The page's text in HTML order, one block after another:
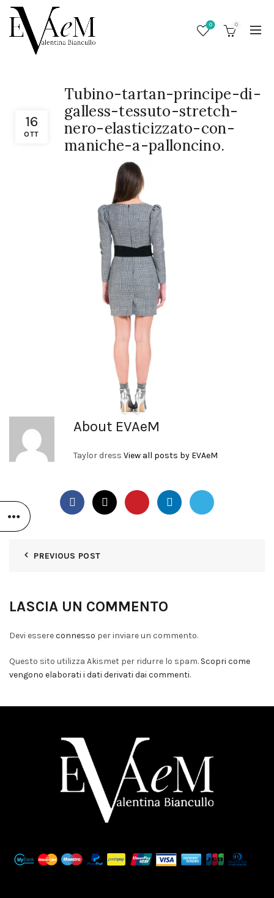
0 0
16
OTT
Tubino-tartan-principe-di-
galless-tessuto-stretch-
nero-elasticizzato-con-
maniche-a-palloncino.
About EVAeM
Taylor dress View all posts by EVAeM
PREVIOUS POST
LASCIA UN COMMENTO
Devi essereconnesso per inviare un commento.
Questo sito utilizza Akismet per ridurre lo spam. Scopri come
vengono elaborati i dati derivati dai commenti.